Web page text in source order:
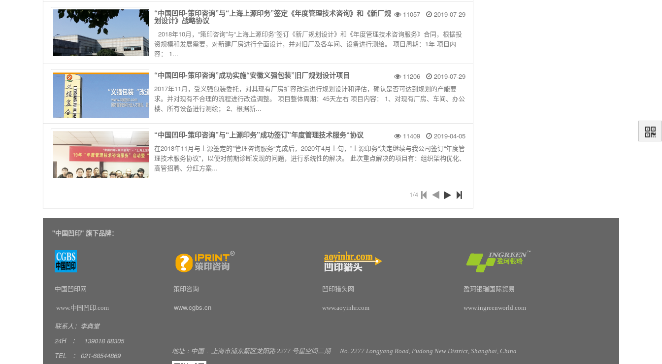
11057 2019-07-29
“中国凹印-策印咨询”与“上海上源印务”签定《年度管理技术咨询》和《新厂规
划设计》战略协议
2018年10月，“策印咨询”与“上海上源印务”签订《新厂规划设计》和《年度管理技术咨询服务》合同，根据投
资规模和发展需要，对新建厂房进行全面设计，并对旧厂及各车间、设备进行测绘。 项目周期：1年 项目内
容： 1...
11206 2019-07-29
“中国凹印-策印咨询”成功实施“安徽义强包装”旧厂规划设计项目
2017年11月，受义强包装委托，对其现有厂房扩容改造进行规划设计和评估，确认是否可达到规划的产能要
求。并对现有不合理的流程进行改造调整。 项目整体周期：45天左右 项目内容： 1、对现有厂房、车间、办公
楼、所有设备进行测绘； 2、根据新...
11409 2019-04-05
“中国凹印-策印咨询”与“上源印务”成功签订"年度管理技术服务“协议
在2018年11月与上源签定的"管理咨询服务“完成后，2020年4月上旬，”上源印务“决定继续与我公司签订“年度管
理技术服务协议”，以便对前期诊断发现的问题，进行系统性的解决。 此次重点解决的项目有：组织架构优化、
高管招聘、分红方案...
1/4
"中国凹印" 旗下品牌：
中国凹印网 策印咨询 凹印猎头网 盈珂银瑞国际贸易
www.中国凹印.com www.cgbs.cn www.aoyinhr.com www.ingreenworld.com
联系人：李典堂
24H
： 139018 88305
TEL
： 021-68544869 地址：中国 上海市浦东新区龙阳路 2277 号星空间二期 No. 2277 Longyang Road, Pudong New District, Shanghai, China